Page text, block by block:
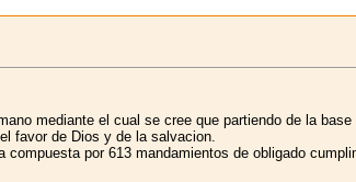
mediante el cual se cree que partiendo de la
favor de Dios y de la salvacion.
por 613 mandamientos de obligado